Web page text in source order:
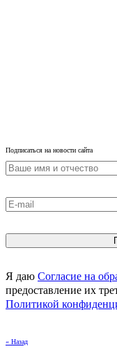
Подписаться на новости сайта
Я даю Согласие на
предоставление их
Политикой
« Назад